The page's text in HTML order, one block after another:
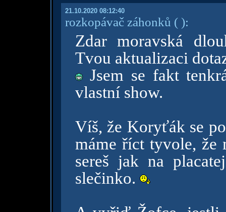
21.10.2020 08:12:40
rozkopávač záhonků ( ):
Zdar moravská
Tvou aktualizaci
Jsem se fakt
vlastní show.
Víš, že Koryťák se
máme říct tyvole, že
sereš jak na
slečinko.